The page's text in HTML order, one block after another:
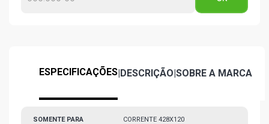
ESPECIFICAÇÕES|DESCRIÇÃO|SOBRE A MARCA
SOMENTE PARA CORRENTE 428X120